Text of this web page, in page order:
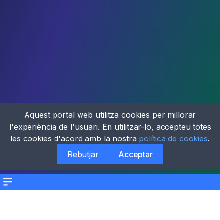
Menu
Aquest portal web utilitza cookies per millorar
l'experiència de l'usuari. En utilitzar-lo, accepteu totes
les cookies d'acord amb la nostra política de cookies.
Rebutjar
Acceptar